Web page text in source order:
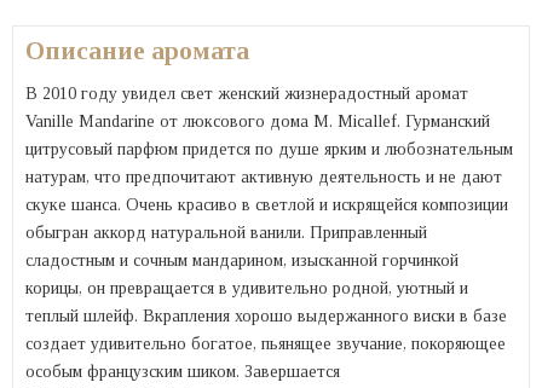
Описание аромата
В 2010 году увидел свет женский жизнерадостный аромат
Vanille Mandarine от люксового дома M. Micallef. Гурманский
цитрусовый парфюм придется по душе ярким и любознательным
натурам, что предпочитают активную деятельность и не дают
скуке шанса. Очень красиво в светлой и искрящейся композиции
обыгран аккорд натуральной ванили. Приправленный
сладостным и сочным мандарином, изысканной горчинкой
корицы, он превращается в удивительно родной, уютный и
теплый шлейф. Вкрапления хорошо выдержанного виски в базе
создает удивительно богатое, пьянящее звучание, покоряющее
особым французским шиком. Завершается